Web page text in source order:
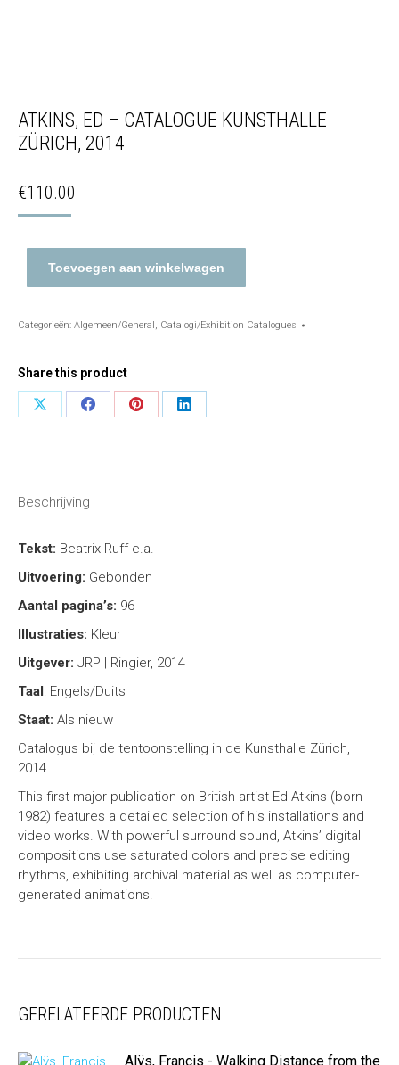
ATKINS, ED – CATALOGUE KUNSTHALLE
ZÜRICH, 2014
€110.00
Toevoegen aan winkelwagen
Categorieën: Algemeen/General, Catalogi/Exhibition Catalogues
Share this product
Share
Share
Share
Share
Beschrijving
Tekst: Beatrix Ruff e.a.
Uitvoering: Gebonden
Aantal pagina’s: 96
Illustraties: Kleur
Uitgever: JRP | Ringier, 2014
Taal: Engels/Duits
Staat: Als nieuw
Catalogus bij de tentoonstelling in de Kunsthalle Zürich,
2014
This first major publication on British artist Ed Atkins (born
1982) features a detailed selection of his installations and
video works. With powerful surround sound, Atkins’ digital
compositions use saturated colors and precise editing
rhythms, exhibiting archival material as well as computer-
generated animations.
GERELATEERDE PRODUCTEN
Alÿs, Francis - Walking Distance from the